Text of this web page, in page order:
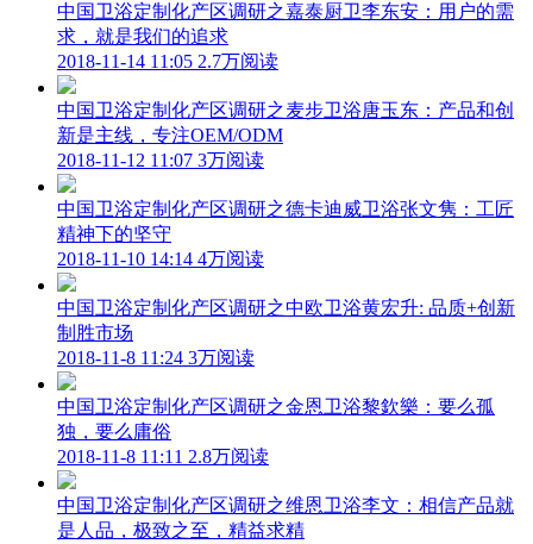
中国卫浴定制化产区调研之嘉泰厨卫李东安：用户的需
求，就是我们的追求
2018-11-14 11:05 2.7万阅读
中国卫浴定制化产区调研之麦步卫浴唐玉东：产品和创
新是主线，专注OEM/ODM
2018-11-12 11:07 3万阅读
中国卫浴定制化产区调研之德卡迪威卫浴张文隽：工匠
精神下的坚守
2018-11-10 14:14 4万阅读
中国卫浴定制化产区调研之中欧卫浴黄宏升: 品质+创新
制胜市场
2018-11-8 11:24 3万阅读
中国卫浴定制化产区调研之金恩卫浴黎欽樂：要么孤
独，要么庸俗
2018-11-8 11:11 2.8万阅读
中国卫浴定制化产区调研之维恩卫浴李文：相信产品就
是人品，极致之至，精益求精